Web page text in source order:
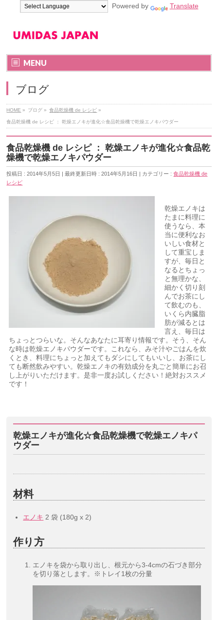
Powered by Translate
MENU
ブログ
HOME » ブログ » 食品乾燥機 de レシピ »
食品乾燥機 de レシピ ： 乾燥エノキが進化☆食品乾燥機で乾燥エノキパウダー
食品乾燥機 de レシピ ： 乾燥エノキが進化☆食品乾
燥機で乾燥エノキパウダー
投稿日 : 2014年5月5日 最終更新日時 : 2014年5月16日 カテゴリー :食品乾燥機 de
レシピ
乾燥エノキは
たまに料理に
使うなら、本
当に便利なお
いしい食材と
して重宝しま
すが、毎日と
なるとちょっ
と無理かな、
細かく切り刻
んでお茶にし
て飲むのも、
いくら内臓脂
肪が減るとは
言え、毎日は
ちょっとつらいな。そんなあなたに耳寄り情報です。そう、そん
な時は乾燥エノキパウダーです。これなら、みそ汁やごはんを炊
くとき、料理にちょっと加えてもダシにしてもいいし、お茶にし
ても断然飲みやすい。乾燥エノキの有効成分を丸ごと簡単にお召
し上がりいただけます。是非一度お試しください！絶対おススメ
です！
乾燥エノキが進化☆食品乾燥機で乾燥エノキパ
ウダー
材料
エノキ 2 袋 (180g x 2)
作り方
エノキを袋から取り出し、根元から3-4cmの石づき部分
を切り落とします。※トレイ1枚の分量